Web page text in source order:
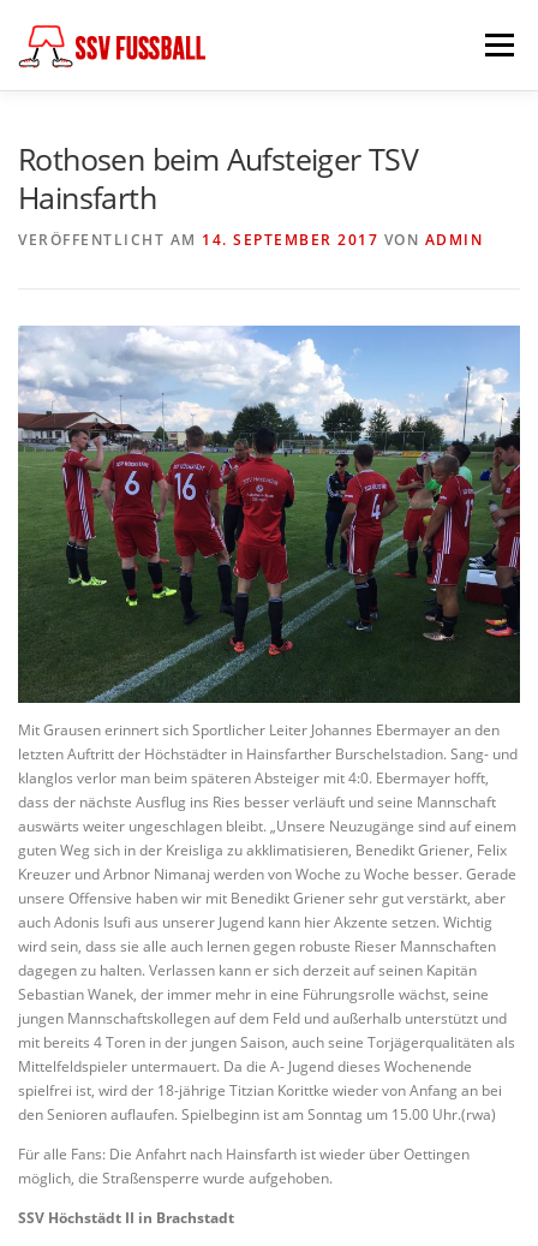
Inhalt
springen
Menü
KONTAKT
Rothosen beim Aufsteiger TSV
Hainsfarth
VERÖFFENTLICHT AM 14. SEPTEMBER 2017 VON ADMIN
Mit Grausen erinnert sich Sportlicher Leiter Johannes Ebermayer an den
letzten Auftritt der Höchstädter in Hainsfarther Burschelstadion. Sang- und
klanglos verlor man beim späteren Absteiger mit 4:0. Ebermayer hofft,
dass der nächste Ausflug ins Ries besser verläuft und seine Mannschaft
auswärts weiter ungeschlagen bleibt. „Unsere Neuzugänge sind auf einem
guten Weg sich in der Kreisliga zu akklimatisieren, Benedikt Griener, Felix
Kreuzer und Arbnor Nimanaj werden von Woche zu Woche besser. Gerade
unsere Offensive haben wir mit Benedikt Griener sehr gut verstärkt, aber
auch Adonis Isufi aus unserer Jugend kann hier Akzente setzen. Wichtig
wird sein, dass sie alle auch lernen gegen robuste Rieser Mannschaften
dagegen zu halten. Verlassen kann er sich derzeit auf seinen Kapitän
Sebastian Wanek, der immer mehr in eine Führungsrolle wächst, seine
jungen Mannschaftskollegen auf dem Feld und außerhalb unterstützt und
mit bereits 4 Toren in der jungen Saison, auch seine Torjägerqualitäten als
Mittelfeldspieler untermauert. Da die A- Jugend dieses Wochenende
spielfrei ist, wird der 18-jährige Titzian Korittke wieder von Anfang an bei
den Senioren auflaufen. Spielbeginn ist am Sonntag um 15.00 Uhr.(rwa)
Für alle Fans: Die Anfahrt nach Hainsfarth ist wieder über Oettingen
möglich, die Straßensperre wurde aufgehoben.
SSV Höchstädt II in Brachstadt